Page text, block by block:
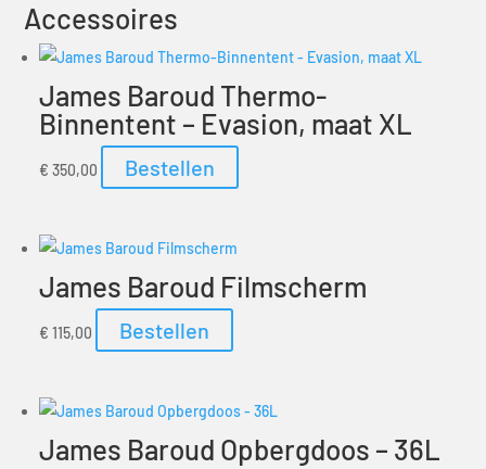
Accessoires
James Baroud Thermo-
Binnentent – Evasion, maat XL
€ 350,00 Bestellen
James Baroud Filmscherm
€ 115,00 Bestellen
James Baroud Opbergdoos – 36L